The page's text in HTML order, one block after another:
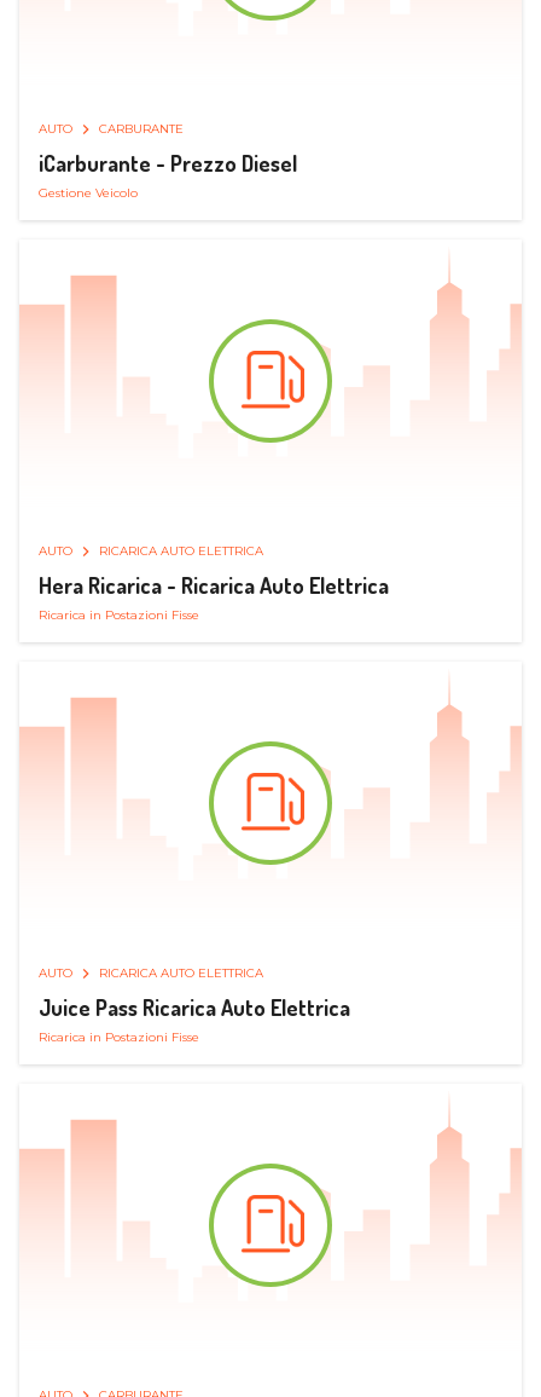
AUTO CARBURANTE
iCarburante - Prezzo Diesel
Gestione Veicolo
AUTO RICARICA AUTO ELETTRICA
Hera Ricarica - Ricarica Auto Elettrica
Ricarica in Postazioni Fisse
AUTO RICARICA AUTO ELETTRICA
Juice Pass Ricarica Auto Elettrica
Ricarica in Postazioni Fisse